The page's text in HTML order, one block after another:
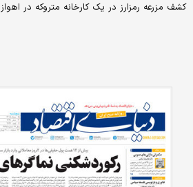
کشف مزرعه رمزارز در یک کارخانه متروکه در اهواز